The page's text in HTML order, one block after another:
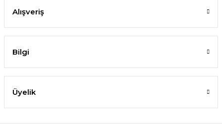
Alışveriş
Bilgi
Üyelik